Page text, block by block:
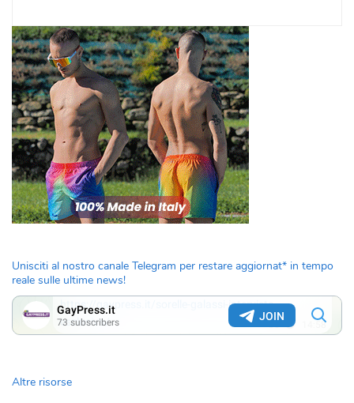
Unisciti al nostro canale Telegram per restare aggiornat* in tempo
reale sulle ultime news!
Altre risorse